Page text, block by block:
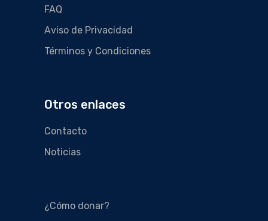
FAQ
Aviso de Privacidad
Términos y Condiciones
Otros enlaces
Contacto
Noticias
¿Cómo donar?